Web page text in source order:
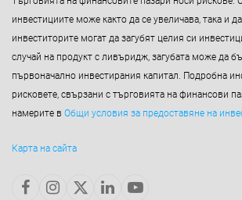
инвестициите може както да се увеличава, така и
инвеститорите могат да загубят целия си
случай на продукт с ливъридж, загубата може да
първоначално инвестирания капитал. Подробна
рисковете, свързани с търговията на финансови
намерите в Общи условия за предоставяне на
Карта на сайта